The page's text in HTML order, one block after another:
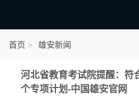
点我申
首页 雄安新闻
河北省教育考试院提醒：符
个专项计划-中国雄安官网